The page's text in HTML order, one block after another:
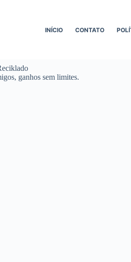
INÍCIO CONTATO
ganhos sem limites.